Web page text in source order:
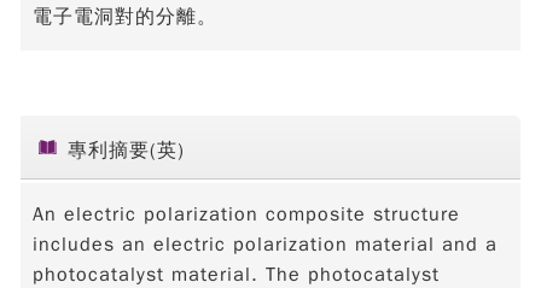
電子電洞對的分離。
專利摘要(英)
An electric polarization composite structure
includes an electric polarization material and a
photocatalyst material. The photocatalyst